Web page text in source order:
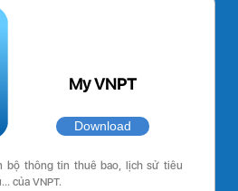
My VNPT
Download
bộ thông tin thuê bao, lịch sử tiêu
của VNPT.